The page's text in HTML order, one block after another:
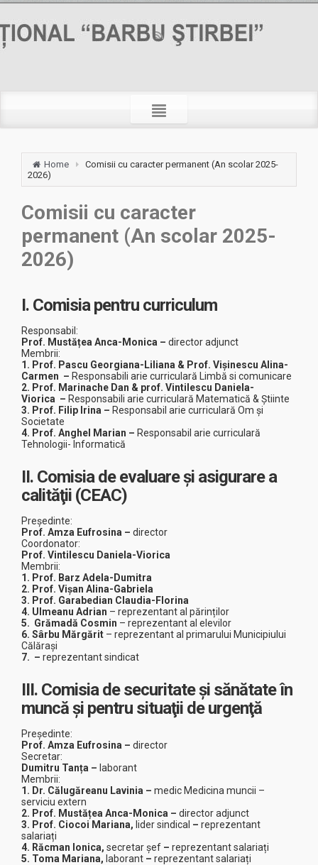
Home
Comisii cu caracter permanent (An scolar 2025-
2026)
Comisii cu caracter
permanent (An scolar 2025-
2026)
I. Comisia pentru curriculum
Responsabil:
Prof. Mustățea Anca-Monica – director adjunct
Membrii:
1. Prof. Pascu Georgiana-Liliana & Prof. Vișinescu Alina-
Carmen – Responsabili arie curriculară Limbă si comunicare
2. Prof. Marinache Dan & prof. Vintilescu Daniela-
Viorica – Responsabili arie curriculară Matematică & Știinte
3. Prof. Filip Irina – Responsabil arie curriculară Om și
Societate
4. Prof. Anghel Marian – Responsabil arie curriculară
Tehnologii- Informatică
II. Comisia de evaluare şi asigurare a
calităţii (CEAC)
Președinte:
Prof. Amza Eufrosina – director
Coordonator:
Prof. Vintilescu Daniela-Viorica
Membrii:
1. Prof. Barz Adela-Dumitra
2. Prof. Vișan Alina-Gabriela
3. Prof. Garabedian Claudia-Florina
4. Ulmeanu Adrian – reprezentant al părinților
5. Grămadă Cosmin – reprezentant al elevilor
6. Sârbu Mărgărit – reprezentant al primarului Municipiului
Călărași
7. – reprezentant sindicat
III. Comisia de securitate şi sănătate în
muncă şi pentru situaţii de urgenţă
Președinte:
Prof. Amza Eufrosina – director
Secretar:
Dumitru Tanța – laborant
Membrii:
1. Dr. Călugăreanu Lavinia – medic Medicina muncii –
serviciu extern
2. Prof. Mustățea Anca-Monica – director adjunct
3. Prof. Ciocoi Mariana, lider sindical – reprezentant
salariați
4. Răcman Ionica, secretar șef – reprezentant salariați
5. Toma Mariana, laborant – reprezentant salariați